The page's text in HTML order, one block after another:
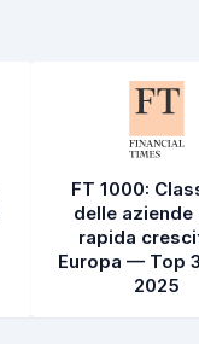
FT 1000:
delle aziende
rapida
Europa — Top
2025